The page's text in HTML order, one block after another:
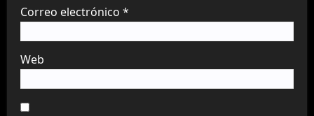
Correo electrónico *
Web